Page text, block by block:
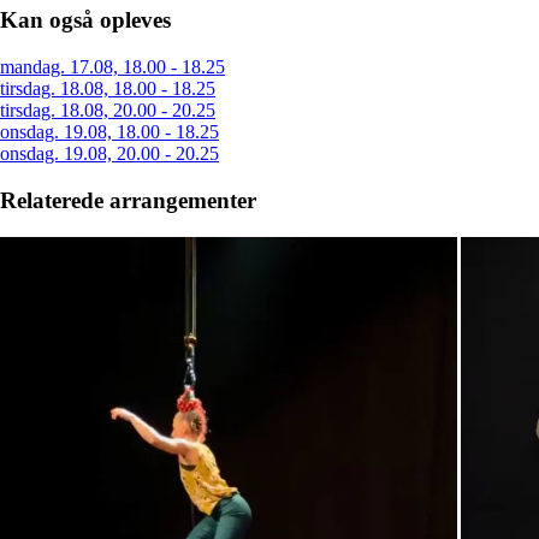
Kan også opleves
mandag. 17.08, 18.00 - 18.25
tirsdag. 18.08, 18.00 - 18.25
tirsdag. 18.08, 20.00 - 20.25
onsdag. 19.08, 18.00 - 18.25
onsdag. 19.08, 20.00 - 20.25
Relaterede arrangementer